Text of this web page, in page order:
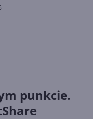
punkcie.